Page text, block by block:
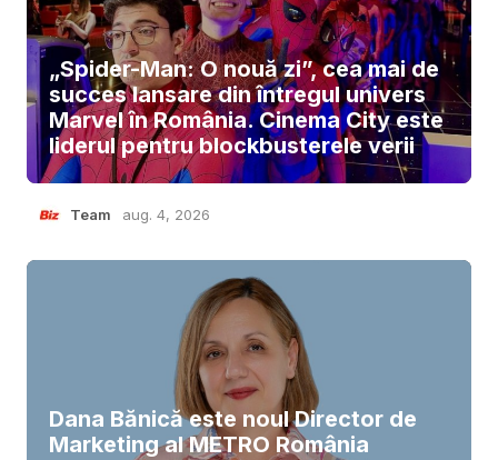
„Spider-Man: O nouă zi”, cea mai de
succes lansare din întregul univers
Marvel în România. Cinema City este
liderul pentru blockbusterele verii
Team aug. 4, 2026
Dana Bănică este noul Director de
Marketing al METRO România